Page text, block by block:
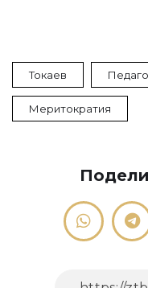
Токаев
Меритократия